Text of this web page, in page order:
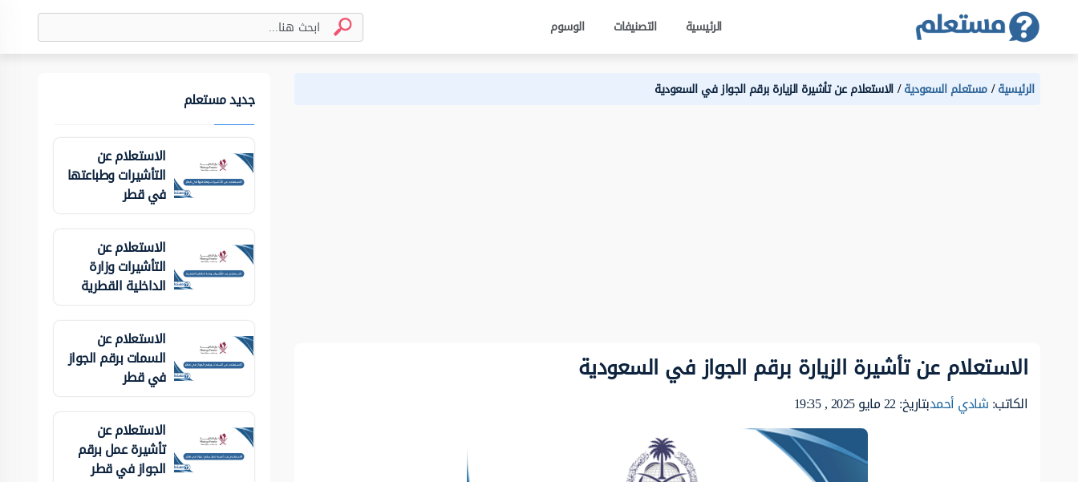
الرئيسية التصنيفات الوسوم
الرئيسية مستعلم السعودية الاستعلام عن تأشيرة الزيارة برقم الجواز في السعودية
الاستعلام عن تأشيرة الزيارة برقم الجواز في السعودية
الكاتب:شادي أحمدبتاريخ: 22 مايو 2025 , 19:35
جديد مستعلم
الاستعلام عن
التأشيرات وطباعتها
في قطر
الاستعلام عن
التأشيرات وزارة
الداخلية ‏القطرية
الاستعلام عن
السمات برقم الجواز
في قطر
الاستعلام عن
تأشيرة عمل برقم
الجواز في قطر